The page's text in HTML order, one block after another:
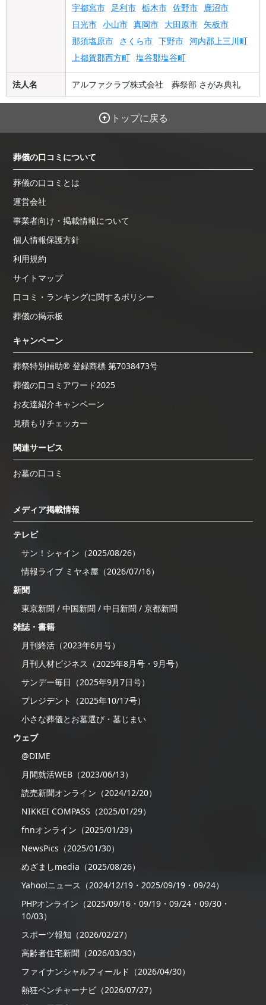
宇都宮市 足利市 栃木市 佐野市 鹿沼市
日光市 小山市 真岡市 大田原市 矢板市
那須塩原市 さくら市 下野市 河内郡上三川町
上都賀郡西方町 塩谷郡塩谷町
法人名 アルファクラブ株式会社 葬祭部 さがみ典礼
トップに戻る
葬儀の口コミについて
葬儀の口コミとは
運営会社
事業者向け・掲載情報について
個人情報保護方針
利用規約
サイトマップ
口コミ・ランキングに関するポリシー
葬儀の掲示板
キャンペーン
葬祭特別補助® 登録商標 第7038473号
葬儀の口コミアワード2025
お友達紹介キャンペーン
見積もりチェッカー
関連サービス
お墓の口コミ
メディア掲載情報
テレビ
サン！シャイン（2025/08/26）
情報ライブ ミヤネ屋（2026/07/16）
新聞
東京新聞 / 中国新聞 / 中日新聞 / 京都新聞
雑誌・書籍
月刊終活（2023年6月号）
月刊人材ビジネス（2025年8月号・9月号）
サンデー毎日（2025年9月7日号）
プレジデント（2025年10/17号）
小さな葬儀とお墓選び・墓じまい
ウェブ
@DIME
月間就活WEB（2023/06/13）
読売新聞オンライン（2024/12/20）
NIKKEI COMPASS（2025/01/29）
fnnオンライン（2025/01/29）
NewsPics（2025/01/30）
めざましmedia（2025/08/26）
Yahoo!ニュース（2024/12/19・2025/09/19・09/24）
PHPオンライン（2025/09/16・09/19・09/24・09/30・
10/03）
スポーツ報知（2026/02/27）
高齢者住宅新聞（2026/03/30）
ファイナンシャルフィールド（2026/04/30）
熱狂ベンチャーナビ（2026/07/27）